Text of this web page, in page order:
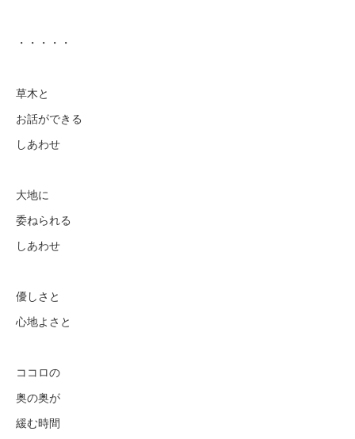
・・・・・
草木と
お話ができる
しあわせ
大地に
委ねられる
しあわせ
優しさと
心地よさと
ココロの
奥の奥が
緩む時間